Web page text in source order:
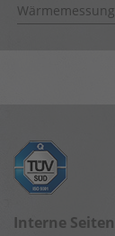
Wärmemessung
Interne Seiten